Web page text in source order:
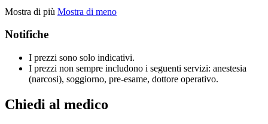
Mostra di più Mostra di meno
Notifiche
I prezzi sono solo indicativi.
I prezzi non sempre includono i seguenti servizi: anestesia
(narcosi), soggiorno, pre-esame, dottore operativo.
Chiedi al medico